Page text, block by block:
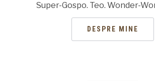
Super-Gospo. Teo. Wonder-
DESPRE MINE